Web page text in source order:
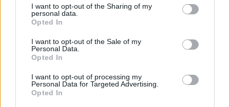
not limited to your visit or usage behaviour. You may click to
grant or deny consent to Google and its third-party tags to
use your data for below specified purposes in below Google
consent section.
I want to opt-out of the Sharing of my
personal data.
Opted In
I want to opt-out of the Sale of my
Personal Data.
Opted In
I want to opt-out of processing my
Personal Data for Targeted Advertising.
Opted In
φωτισμού και το τραίνο οδεύει προς Λιανοκλάδι.